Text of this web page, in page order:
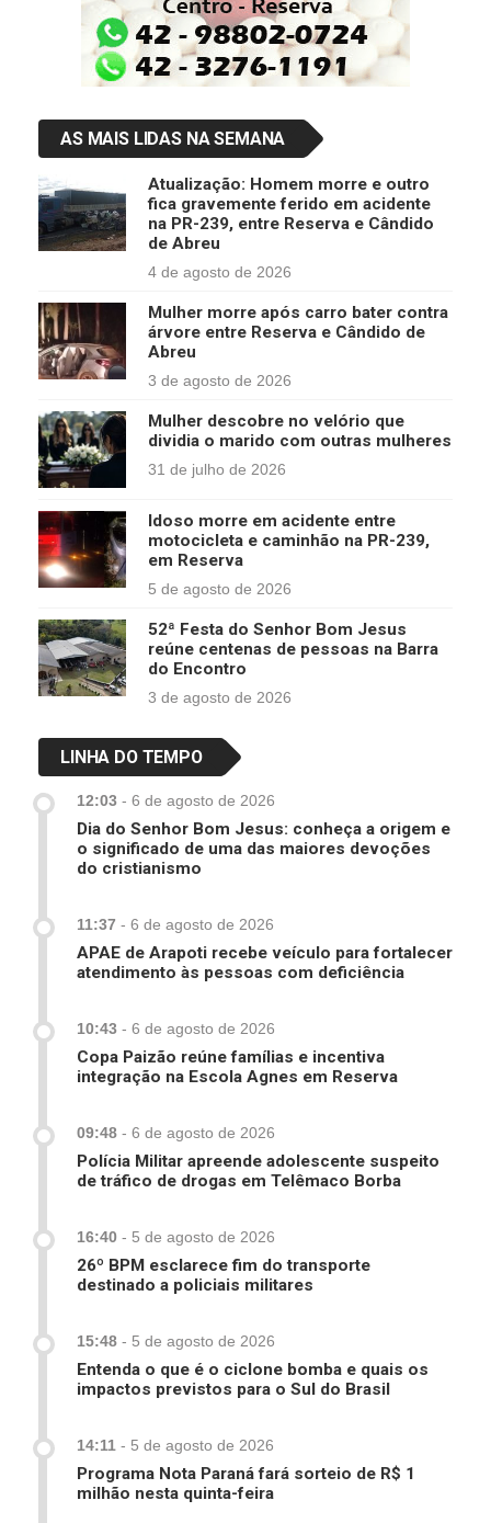
AS MAIS LIDAS NA SEMANA
Atualização: Homem morre e outro
fica gravemente ferido em acidente
na PR-239, entre Reserva e Cândido
de Abreu
4 de agosto de 2026
Mulher morre após carro bater contra
árvore entre Reserva e Cândido de
Abreu
3 de agosto de 2026
Mulher descobre no velório que
dividia o marido com outras mulheres
31 de julho de 2026
Idoso morre em acidente entre
motocicleta e caminhão na PR-239,
em Reserva
5 de agosto de 2026
52ª Festa do Senhor Bom Jesus
reúne centenas de pessoas na Barra
do Encontro
3 de agosto de 2026
LINHA DO TEMPO
12:03 - 6 de agosto de 2026
Dia do Senhor Bom Jesus: conheça a origem e
o significado de uma das maiores devoções
do cristianismo
11:37 - 6 de agosto de 2026
APAE de Arapoti recebe veículo para fortalecer
atendimento às pessoas com deficiência
10:43 - 6 de agosto de 2026
Copa Paizão reúne famílias e incentiva
integração na Escola Agnes em Reserva
09:48 - 6 de agosto de 2026
Polícia Militar apreende adolescente suspeito
de tráfico de drogas em Telêmaco Borba
16:40 - 5 de agosto de 2026
26º BPM esclarece fim do transporte
destinado a policiais militares
15:48 - 5 de agosto de 2026
Entenda o que é o ciclone bomba e quais os
impactos previstos para o Sul do Brasil
14:11 - 5 de agosto de 2026
Programa Nota Paraná fará sorteio de R$ 1
milhão nesta quinta-feira